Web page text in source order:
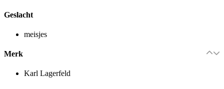
Geslacht
meisjes
Merk
Karl Lagerfeld